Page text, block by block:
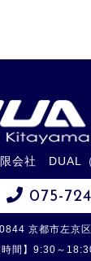
会社 DUAL（
075-
京都市左京
時間】9:30～